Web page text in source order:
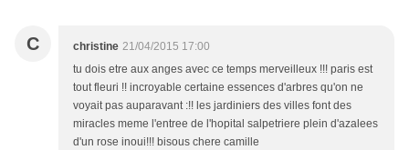
C christine 21/04/2015 17:00
tu dois etre aux anges avec ce temps merveilleux !!! paris est
tout fleuri !! incroyable certaine essences d'arbres qu'on ne
voyait pas auparavant :!! les jardiniers des villes font des
miracles meme l'entree de l'hopital salpetriere plein d'azalees
d'un rose inoui!!! bisous chere camille